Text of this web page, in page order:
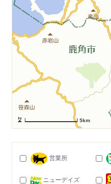
5km
営業所
ニューデイズ